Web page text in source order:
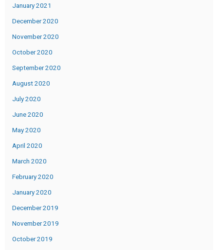
January 2021
December 2020
November 2020
October 2020
September 2020
August 2020
July 2020
June 2020
May 2020
April 2020
March 2020
February 2020
January 2020
December 2019
November 2019
October 2019